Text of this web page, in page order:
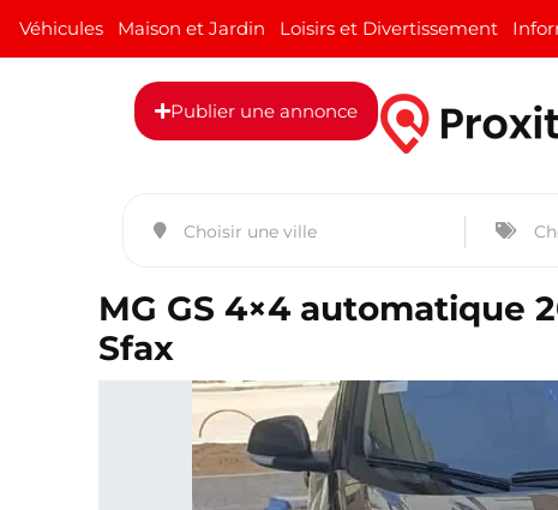
Véhicules Maison et Jardin Loisirs et Divertissement
Publier une annonce
MG GS 4×4 automatique
Sfax